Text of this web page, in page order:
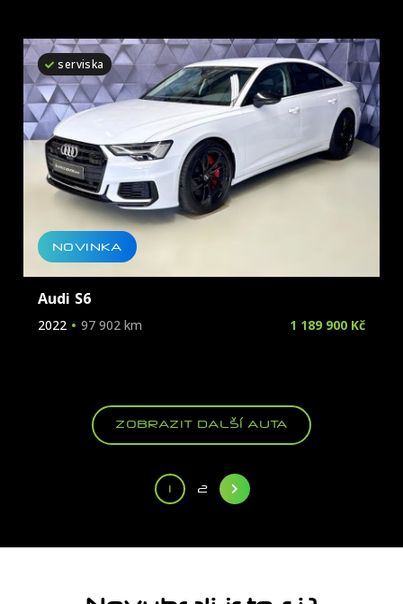
NOVINKA
serviska
Audi S6
2022 97 902 km 1 189 900 Kč
ZOBRAZIT DALŠÍ AUTA
1 2